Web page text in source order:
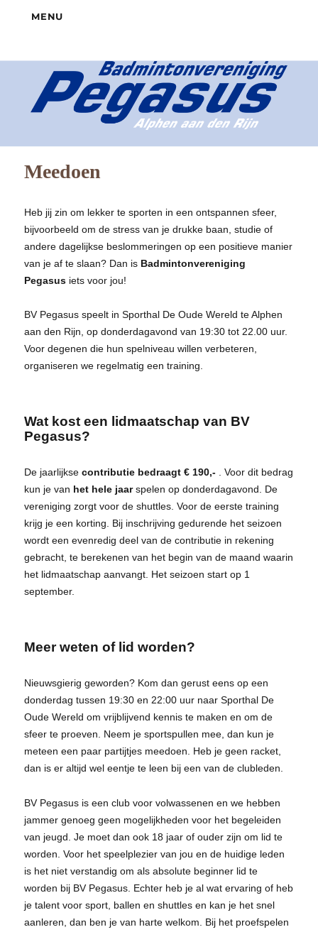
MENU
Meedoen
Heb jij zin om lekker te sporten in een ontspannen sfeer,
bijvoorbeeldom de stress van je drukke baan, studie of
andere dagelijkse beslommeringenop een positieve manier
van je af te slaan? Dan is Badmintonvereniging
Pegasus iets voor jou!
BV Pegasus speelt in Sporthal De Oude Wereld te Alphen
aan den Rijn, op donderdagavond van 19:30 tot 22.00 uur.
Voor degenen die hun spelniveau willen verbeteren,
organiseren we regelmatig een training.
Wat kost een lidmaatschap van BV
Pegasus?
De jaarlijksecontributie bedraagt € 190,- . Voor dit bedrag
kun je van het hele jaarspelen op donderdagavond. De
vereniging zorgt voor de shuttles. Voor de eerste training
krijg je een korting. Bij inschrijving gedurende het seizoen
wordt een evenredig deel van de contributie in rekening
gebracht, te berekenen van het begin van de maand waarin
het lidmaatschap aanvangt. Het seizoen start op 1
september.
Meer weten of lid worden?
Nieuwsgierig geworden? Kom dan gerust eens op een
donderdag tussen 19:30 en 22:00 uur naar Sporthal De
Oude Wereld om vrijblijvend kennis te maken en om de
sfeer te proeven. Neem je sportspullen mee, dan kun je
meteen een paar partijtjes meedoen. Heb je geen racket,
dan is er altijd wel eentje te leen bij een van de clubleden.
BV Pegasus is een club voor volwassenen en we hebben
jammer genoeg geen mogelijkheden voor het begeleiden
van jeugd. Je moet dan ook 18 jaar of ouder zijn om lid te
worden. Voor het speelplezier van jou en de huidige leden
is het niet verstandig om als absolute beginner lid te
worden bij BV Pegasus. Echter heb je al wat ervaring of heb
je talent voor sport, ballen en shuttles en kan je het snel
aanleren, dan ben je van harte welkom. Bij het proefspelen